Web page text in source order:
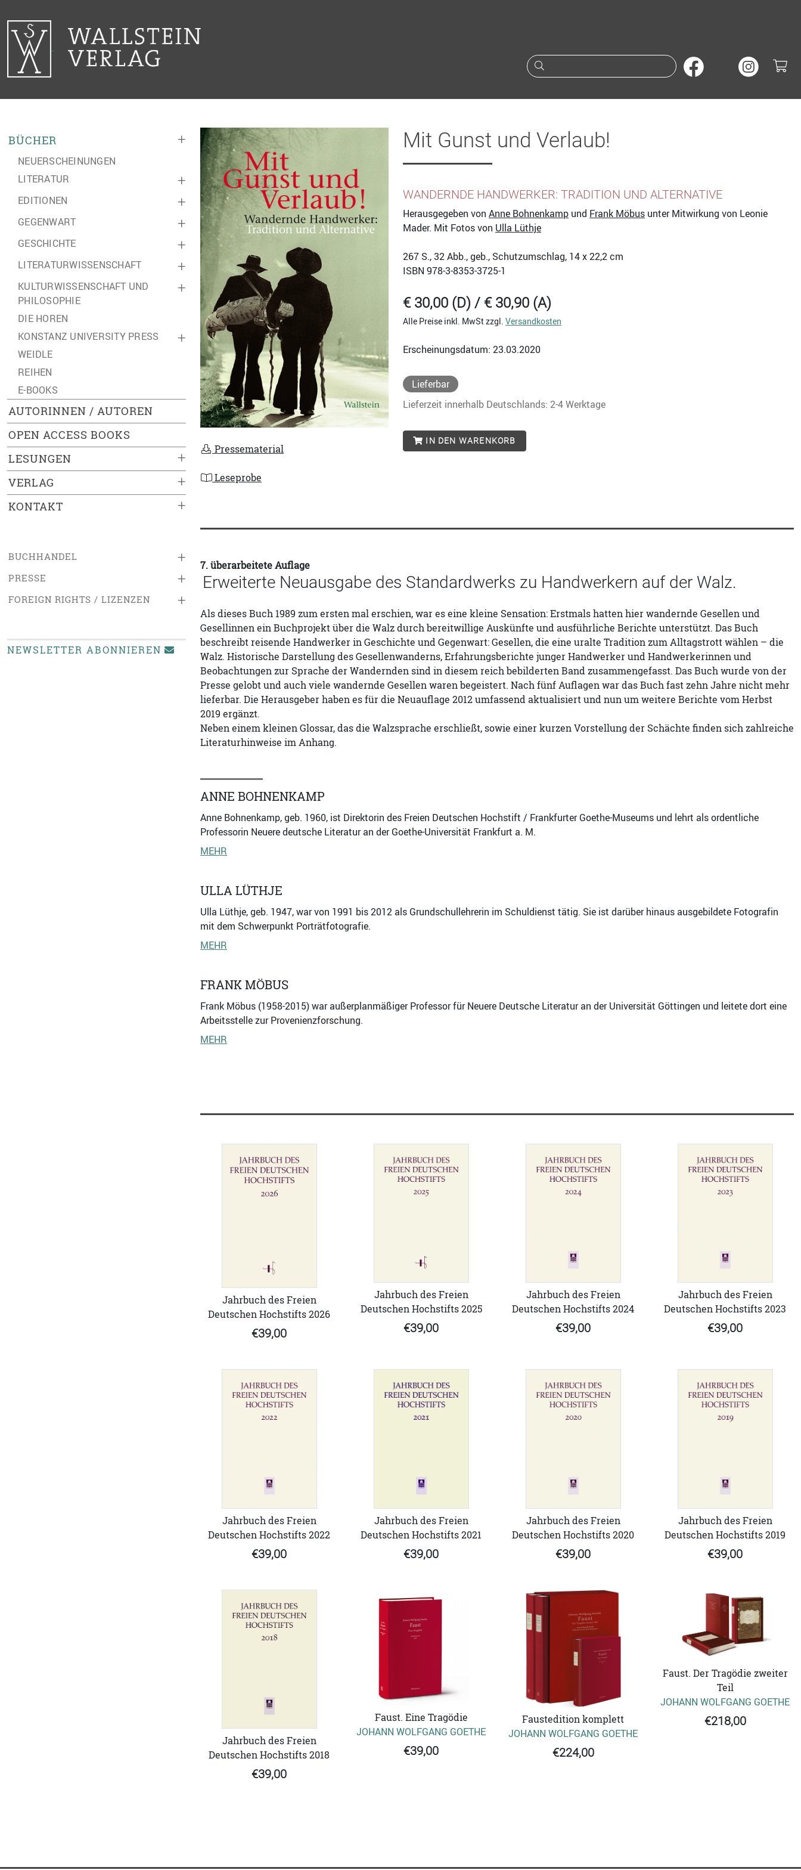
Suche nach Büchern oder
+
BÜCHER
NEUERSCHEINUNGEN
+
LITERATUR
+
EDITIONEN
+
GEGENWART
+
GESCHICHTE
+
LITERATURWISSENSCHAFT
+
KULTURWISSENSCHAFT UND
PHILOSOPHIE
DIE HOREN
+
KONSTANZ UNIVERSITY PRESS
WEIDLE
REIHEN
E-BOOKS
AUTORINNEN / AUTOREN
OPEN ACCESS BOOKS
+
LESUNGEN
+
VERLAG
+
KONTAKT
+
BUCHHANDEL
+
PRESSE
+
FOREIGN RIGHTS / LIZENZEN
NEWSLETTER ABONNIEREN
Pressematerial
Leseprobe
Mit Gunst und Verlaub!
WANDERNDE HANDWERKER: TRADITION UND ALTERNATIVE
Herausgegeben von Anne Bohnenkamp und Frank Möbus unter Mitwirkung von Leonie
Mader. Mit Fotos von Ulla Lüthje
267 S., 32 Abb., geb., Schutzumschlag, 14 x 22,2 cm
ISBN 978-3-8353-3725-1
€ 30,00 (D) / € 30,90 (A)
Alle Preise inkl. MwSt zzgl. Versandkosten
Erscheinungsdatum: 23.03.2020
Lieferbar
Lieferzeit innerhalb Deutschlands: 2-4 Werktage
IN DEN WARENKORB
7. überarbeitete Auflage
Erweiterte Neuausgabe des Standardwerks zu Handwerkern auf der Walz.
Als dieses Buch 1989 zum ersten mal erschien, war es eine kleine Sensation: Erstmals hatten hier wandernde Gesellen und
Gesellinnen ein Buchprojekt über die Walz durch bereitwillige Auskünfte und ausführliche Berichte unterstützt. Das Buch
beschreibt reisende Handwerker in Geschichte und Gegenwart: Gesellen, die eine uralte Tradition zum Alltagstrott wählen – die
Walz. Historische Darstellung des Gesellenwanderns, Erfahrungsberichte junger Handwerker und Handwerkerinnen und
Beobachtungen zur Sprache der Wandernden sind in diesem reich bebilderten Band zusammengefasst. Das Buch wurde von der
Presse gelobt und auch viele wandernde Gesellen waren begeistert. Nach fünf Auflagen war das Buch fast zehn Jahre nicht mehr
lieferbar. Die Herausgeber haben es für die Neuauflage 2012 umfassend aktualisiert und nun um weitere Berichte vom Herbst
2019 ergänzt.
Neben einem kleinen Glossar, das die Walzsprache erschließt, sowie einer kurzen Vorstellung der Schächte finden sich zahlreiche
Literaturhinweise im Anhang.
ANNE BOHNENKAMP
Anne Bohnenkamp, geb. 1960, ist Direktorin des Freien Deutschen Hochstift / Frankfurter Goethe-Museums und lehrt als ordentliche
Professorin Neuere deutsche Literatur an der Goethe-Universität Frankfurt a. M.
MEHR
ULLA LÜTHJE
Ulla Lüthje, geb. 1947, war von 1991 bis 2012 als Grundschullehrerin im Schuldienst tätig. Sie ist darüber hinaus ausgebildete Fotografin
mit dem Schwerpunkt Porträtfotografie.
MEHR
FRANK MÖBUS
Frank Möbus (1958-2015) war außerplanmäßiger Professor für Neuere Deutsche Literatur an der Universität Göttingen und leitete dort eine
Arbeitsstelle zur Provenienzforschung.
MEHR
Jahrbuch des Freien
Deutschen Hochstifts 2026
€39,00
Jahrbuch des Freien
Deutschen Hochstifts 2025
€39,00
Jahrbuch des Freien
Deutschen Hochstifts 2024
€39,00
Jahrbuch des Freien
Deutschen Hochstifts 2023
€39,00
Jahrbuch des Freien
Deutschen Hochstifts 2022
€39,00
Jahrbuch des Freien
Deutschen Hochstifts 2021
€39,00
Jahrbuch des Freien
Deutschen Hochstifts 2020
€39,00
Jahrbuch des Freien
Deutschen Hochstifts 2019
€39,00
Jahrbuch des Freien
Deutschen Hochstifts 2018
€39,00
Faust. Eine Tragödie
JOHANN WOLFGANG GOETHE
€39,00
Faustedition komplett
JOHANN WOLFGANG GOETHE
€224,00
Faust. Der Tragödie zweiter
Teil
JOHANN WOLFGANG GOETHE
€218,00